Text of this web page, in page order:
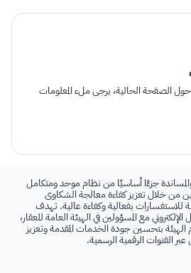
الصفحة الحالية، يرجى ملء المعلومات
جزءًا أساسيًا من نظام موحد ومتكامل
من خلال تعزيز كفاءة معالجة الشكاوى
للاستفسارات بفعالية وكفاءة عالية. تهدف
مع المسؤولين في الهيئة العامة للعقار،
الهيئة بتحسين جودة الخدمات المقدمة وتعزيز
القنوات الرقمية الرسمية.